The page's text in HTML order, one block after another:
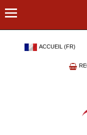
ACCUEIL (FR)